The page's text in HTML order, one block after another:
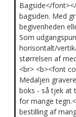
Bagside</
bagsiden. Med
begivenheden
Som
horisontalt/
størrelsen af
<br> <b><font
Medaljen
boks - så tjek at
for mange
bestilling af